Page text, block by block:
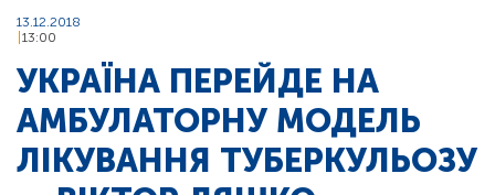
13.12.2018
13:00
УКРАЇНА ПЕРЕЙДЕ НА
АМБУЛАТОРНУ МОДЕЛЬ
ЛІКУВАННЯ ТУБЕРКУЛЬОЗУ